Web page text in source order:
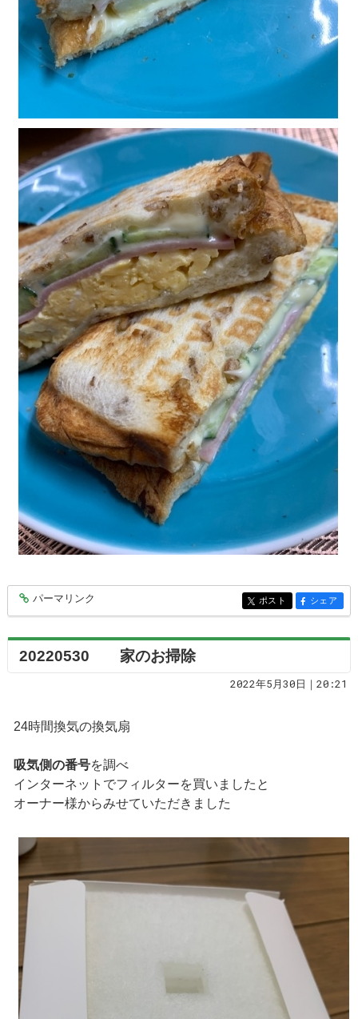
entry7262
パーマリンク entry7262
ポスト entry7262
シェア
20220530 家のお掃除
2022年5月30日｜20:21
24時間換気の換気扇
吸気側の番号を調べ
インターネットでフィルターを買いましたと
オーナー様からみせていただきました